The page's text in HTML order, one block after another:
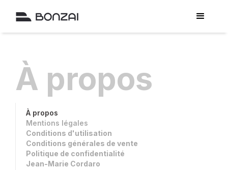
À propos
À propos
Mentions légales
Conditions d'utilisation
Conditions générales de vente
Politique de confidentialité
Jean-Marie Cordaro